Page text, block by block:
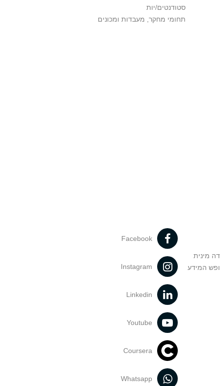
סטודנטים/יות
תחומי מחקר, מעבדות ומכונים
מינית
המידע
Facebook
Instagram
Linkedin
Youtube
Coursera
Whatsapp